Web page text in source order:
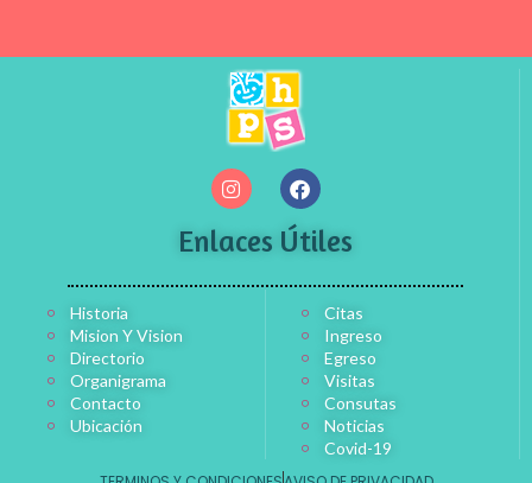
Enlaces Útiles
Historia
Mision Y Vision
Directorio
Organigrama
Contacto
Ubicación
Citas
Ingreso
Egreso
Visitas
Consutas
Noticias
Covid-19